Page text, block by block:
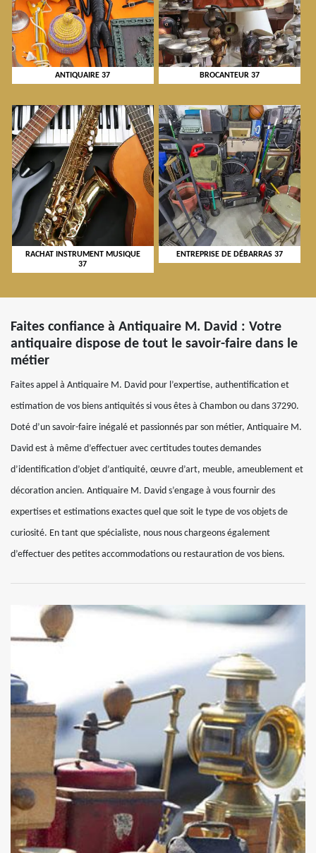
ANTIQUAIRE 37 BROCANTEUR 37
RACHAT INSTRUMENT MUSIQUE
37
ENTREPRISE DE DÉBARRAS 37
Faites confiance à Antiquaire M. David : Votre
antiquaire dispose de tout le savoir-faire dans le
métier
Faites appel à Antiquaire M. David pour l’expertise, authentification et
estimation de vos biens antiquités si vous êtes à Chambon ou dans 37290.
Doté d’un savoir-faire inégalé et passionnés par son métier, Antiquaire M.
David est à même d’effectuer avec certitudes toutes demandes
d’identification d’objet d’antiquité, œuvre d’art, meuble, ameublement et
décoration ancien. Antiquaire M. David s’engage à vous fournir des
expertises et estimations exactes quel que soit le type de vos objets de
curiosité. En tant que spécialiste, nous nous chargeons également
d’effectuer des petites accommodations ou restauration de vos biens.